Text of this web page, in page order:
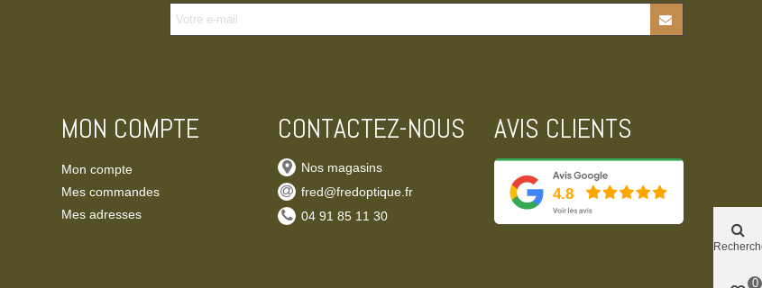
MON COMPTE
Mon compte
Mes commandes
Mes adresses
CONTACTEZ-NOUS
Nos magasins
fred@fredoptique.fr
‭04 91 85 11 30‬
AVIS CLIENTS
0